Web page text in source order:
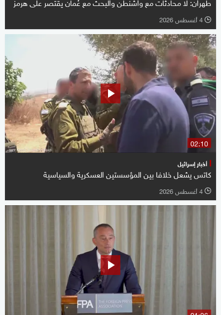
l 4 أغسطس 2026
02:10
أخبار إسرائيل
كاتس يشعل خلافا بين المؤسستين العسكرية والسياسية
l 4 أغسطس 2026